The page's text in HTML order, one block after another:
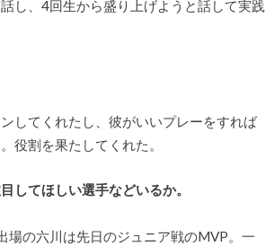
し、4回生から盛り上げようと話して実践
してくれたし、彼がいいプレーをすれば
役割を果たしてくれた。
してほしい選手などいるか。
場の六川は先日のジュニア戦のMVP。一